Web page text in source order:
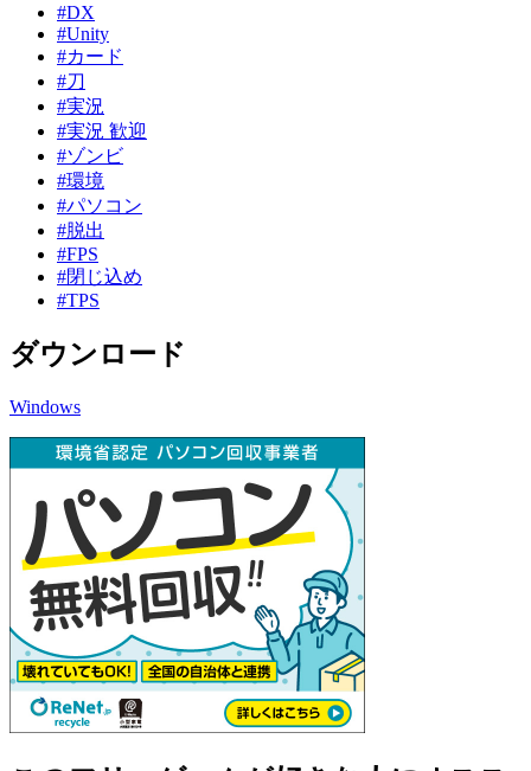
#DX
#Unity
#カード
#刀
#実況
#実況 歓迎
#ゾンビ
#環境
#パソコン
#脱出
#FPS
#閉じ込め
#TPS
ダウンロード
Windows